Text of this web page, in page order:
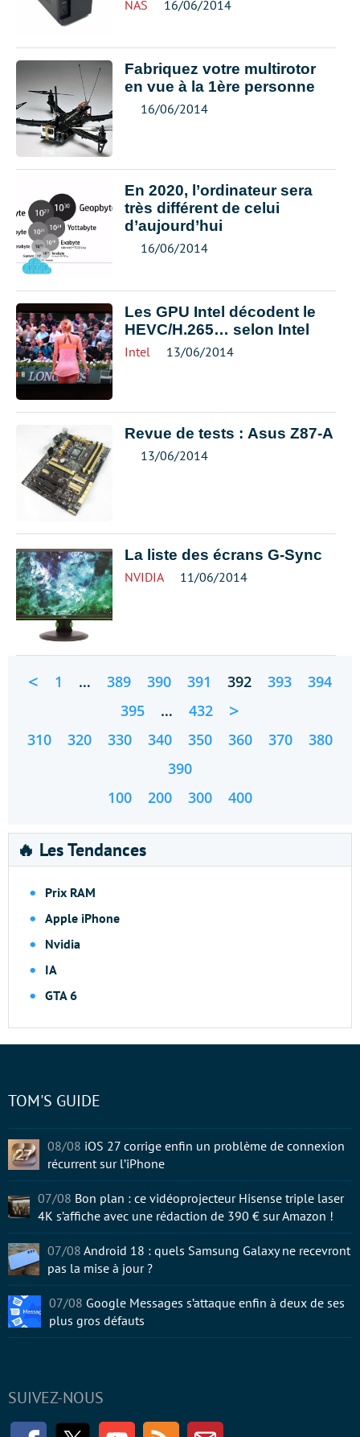
NAS 16/06/2014
Fabriquez votre multirotor
en vue à la 1ère personne
16/06/2014
En 2020, l’ordinateur sera
très différent de celui
d’aujourd’hui
16/06/2014
Les GPU Intel décodent le
HEVC/H.265… selon Intel
Intel 13/06/2014
Revue de tests : Asus Z87-A
13/06/2014
La liste des écrans G-Sync
NVIDIA 11/06/2014
< 1 … 389 390 391 392 393
394
395
… 432 >
310 320 330 340 350 360 370
380
390
100
200 300 400
🔥 Les Tendances
Prix RAM
Apple iPhone
Nvidia
IA
GTA 6
SUIVEZ-NOUS
FacebookTwitter Youtube RSS Newsletter
TOM'S GUIDE
08/08 iOS 27 corrige enfin un problème de connexion
récurrent sur l’iPhone
07/08 Bon plan : ce vidéoprojecteur Hisense triple laser
4K s’affiche avec une rédaction de 390 € sur Amazon !
07/08 Android 18 : quels Samsung Galaxy ne recevront
pas la mise à jour ?
07/08 Google Messages s’attaque enfin à deux de ses
plus gros défauts